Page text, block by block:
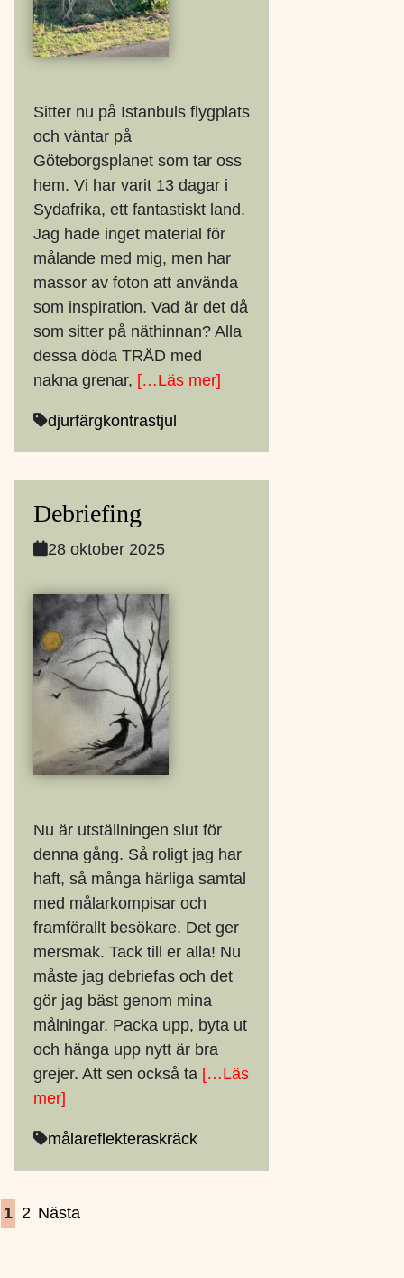
Sitter nu på Istanbuls flygplats
och väntar på
Göteborgsplanet som tar oss
hem. Vi har varit 13 dagar i
Sydafrika, ett fantastiskt land.
Jag hade inget material för
målande med mig, men har
massor av foton att använda
som inspiration. Vad är det då
som sitter på näthinnan? Alla
dessa döda TRÄD med
nakna grenar, […Läs mer]
djurfärgkontrastjul
Debriefing
28 oktober 2025
Nu är utställningen slut för
denna gång. Så roligt jag har
haft, så många härliga samtal
med målarkompisar och
framförallt besökare. Det ger
mersmak. Tack till er alla! Nu
måste jag debriefas och det
gör jag bäst genom mina
målningar. Packa upp, byta ut
och hänga upp nytt är bra
grejer. Att sen också ta […Läs
mer]
målareflekteraskräck
1 2 Nästa